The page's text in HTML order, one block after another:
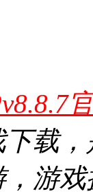
载
游